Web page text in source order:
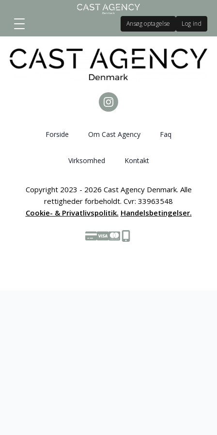
Ansøg optagelse Log ind
Forside Om Cast Agency Faq
Virksomhed Kontakt
Copyright 2023 - 2026 Cast Agency Denmark. Alle
rettigheder forbeholdt. Cvr: 33963548
Cookie- & Privatlivspolitik. Handelsbetingelser.